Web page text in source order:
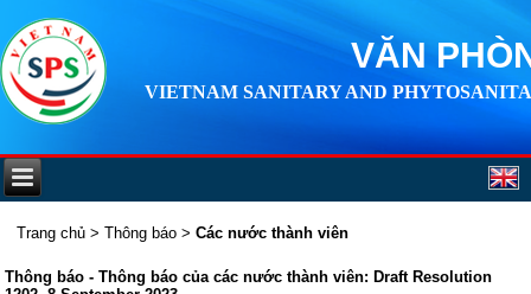
VĂN
VIETNAM SANITARY AND
Trang chủ >Thông báo >Các nước thành viên
Thông báo - Thông báo của các nước thành viên: Draft Resolution